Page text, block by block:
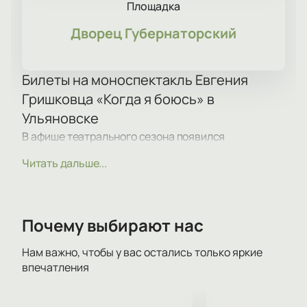
Площадка
Дворец Губернаторский
Билеты на моноспектакль Евгения
Гришковца «Когда я боюсь» в
Ульяновске
В афише театрального сезона появился
боюсь». В этом спектакле артист говорит о тревоге
«Когда я боюсь» можно на нашем сайте, выбрав
места на схеме зала.
Сюжет
Читать дальше...
Почему выбирают нас
Нам важно, чтобы у вас остались только яркие
впечатления